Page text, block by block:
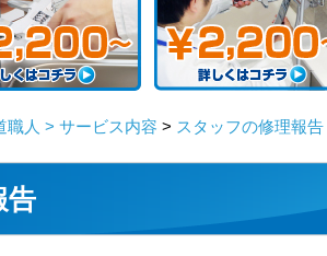
職人 > サービス内容 > スタッフの修理報告
告